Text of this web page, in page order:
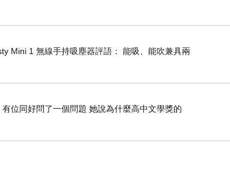
Mini 1 無線手持吸塵器評語： 能吸、能吹兼具兩
位同好問了一個問題 她說為什麼高中文學獎的